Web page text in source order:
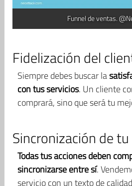
Funnel de ventas.
Fidelización del
Siempre debes buscar la
con tus servicios. Un cliente
comprará, sino que será tu
Sincronización de
Todas tus acciones deben
sincronizarse entre sí.
servicio con un texto de